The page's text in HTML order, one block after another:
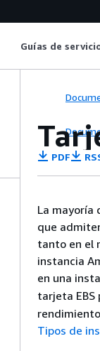
Guías de
PDF
La mayoría
que
tanto en el
instancia
en una
tarjeta
Tipos de